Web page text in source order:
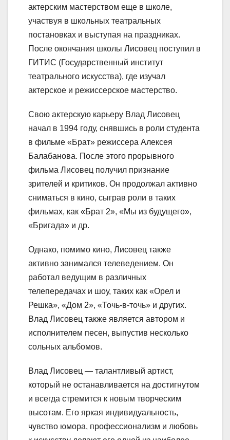
актерским мастерством еще в школе,
участвуя в школьных театральных
постановках и выступая на праздниках.
После окончания школы Лисовец поступил в
ГИТИС (Государственный институт
театрального искусства), где изучал
актерское и режиссерское мастерство.
Свою актерскую карьеру Влад Лисовец
начал в 1994 году, снявшись в роли студента
в фильме «Брат» режиссера Алексея
Балабанова. После этого прорывного
фильма Лисовец получил признание
зрителей и критиков. Он продолжал активно
сниматься в кино, сыграв роли в таких
фильмах, как «Брат 2», «Мы из будущего»,
«Бригада» и др.
Однако, помимо кино, Лисовец также
активно занимался телеведением. Он
работал ведущим в различных
телепередачах и шоу, таких как «Орел и
Решка», «Дом 2», «Точь-в-точь» и других.
Влад Лисовец также является автором и
исполнителем песен, выпустив несколько
сольных альбомов.
Влад Лисовец — талантливый артист,
который не останавливается на достигнутом
и всегда стремится к новым творческим
высотам. Его яркая индивидуальность,
чувство юмора, профессионализм и любовь